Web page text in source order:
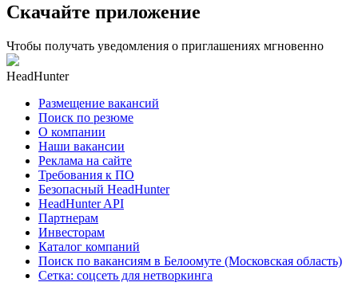
Скачайте приложение
Чтобы получать уведомления о приглашениях мгновенно
HeadHunter
Размещение вакансий
Поиск по резюме
О компании
Наши вакансии
Реклама на сайте
Требования к ПО
Безопасный HeadHunter
HeadHunter API
Партнерам
Инвесторам
Каталог компаний
Поиск по вакансиям в Белоомуте (Московская область)
Сетка: соцсеть для нетворкинга